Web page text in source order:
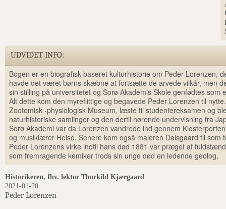
UDVIDET INFO:
Bogen er en biografisk baseret kulturhistorie om Peder Lorenzen,
havde det været børns skæbne at fortsætte de arvede vilkår, men
sin stilling på universitetet og Sorø Akademis Skole genfødtes som
Alt dette kom den myreflittige og begavede Peder Lorenzen til
Zootomisk -physiologisk Museum, læste til studentereksamen og
naturhistoriske samlinger og den dertil hørende undervisning fra
Sorø Akademi var da Lorenzen vandrede ind gennem
og musiklærer Heise. Senere kom også maleren Dalsgaard til som
Peder Lorenzens virke indtil hans død 1881 var præget af
som fremragende kemiker trods sin unge død en ledende geolog.
Historikeren, fhv. lektor Thorkild Kjærgaard
2021-01-20
Peder Lorenzen